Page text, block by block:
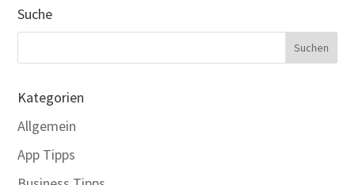
Suche
Kategorien
Allgemein
App Tipps